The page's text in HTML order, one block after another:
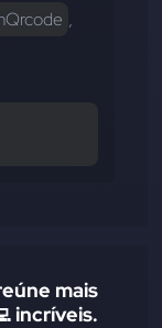
,
mais
incríveis.